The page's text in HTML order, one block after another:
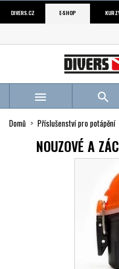
DIVERS.CZ E-SHOP
 
Domů Příslušenství pro potápění
NOUZOVÉ A